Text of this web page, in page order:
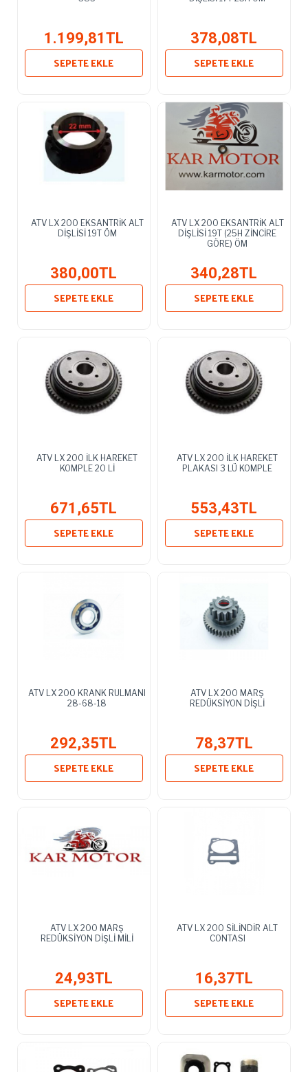
1.199,81TL
SEPETE EKLE
378,08TL
SEPETE EKLE
ATV LX 200 EKSANTRİK ALT
DİŞLİSİ 19T ÖM
380,00TL
SEPETE EKLE
ATV LX 200 EKSANTRİK ALT
DİŞLİSİ 19T (25H ZİNCİRE
GÖRE) ÖM
340,28TL
SEPETE EKLE
ATV LX 200 İLK HAREKET
KOMPLE 20 Lİ
671,65TL
SEPETE EKLE
ATV LX 200 İLK HAREKET
PLAKASI 3 LÜ KOMPLE
553,43TL
SEPETE EKLE
ATV LX 200 KRANK RULMANI
28-68-18
292,35TL
SEPETE EKLE
ATV LX 200 MARŞ
REDÜKSİYON DİŞLİ
78,37TL
SEPETE EKLE
ATV LX 200 MARŞ
REDÜKSİYON DİŞLİ MİLİ
24,93TL
SEPETE EKLE
ATV LX 200 SİLİNDİR ALT
CONTASI
16,37TL
SEPETE EKLE